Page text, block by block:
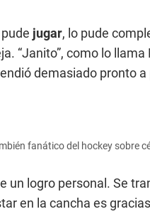
jugar, lo pude
“Janito”, como lo
demasiado pronto
fanático del hockey sobre
un logro personal. Se
en la cancha es